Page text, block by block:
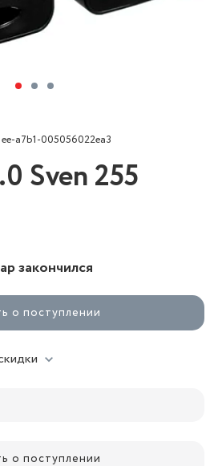
a7b1-005056022ea3
Sven 255
закончился
о поступлении
о поступлении